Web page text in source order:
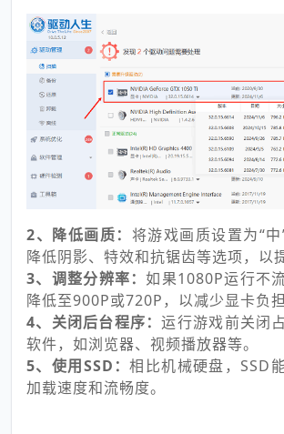
2、降低画质： 将游戏画质设置为“中
降低阴影、特效和抗锯齿等选项，以
3、调整分辨率：如果1080P运行不
降低至900P或720P，以减少显卡负担
4、关闭后台程序：运行游戏前关闭
软件，如浏览器、视频播放器等。
5、使用SSD：相比机械硬盘，SSD
加载速度和流畅度。